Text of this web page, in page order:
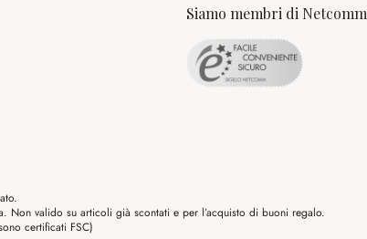
Siamo membri di Netcomm
valido su articoli già scontati e per l’acquisto di buoni regalo.
certificati FSC)